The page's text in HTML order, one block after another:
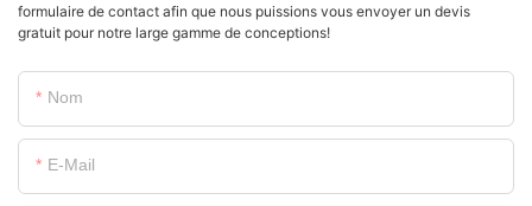
formulaire de contact afin que nous puissions vous envoyer un devis
gratuit pour notre large gamme de conceptions!
Nom
E-Mail